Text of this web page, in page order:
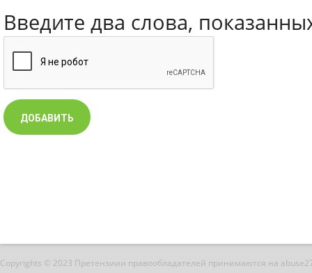
Введите два слова,
Copyrights © 2023 Претензиии правообладателей принимаются на